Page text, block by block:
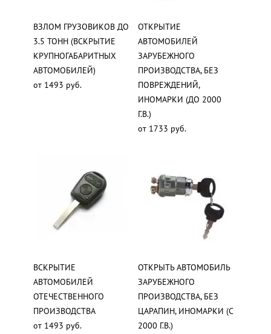
ВЗЛОМ ГРУЗОВИКОВ ДО
3.5 ТОНН (ВСКРЫТИЕ
КРУПНОГАБАРИТНЫХ
АВТОМОБИЛЕЙ)
от 1493 руб.
ОТКРЫТИЕ
АВТОМОБИЛЕЙ
ЗАРУБЕЖНОГО
ПРОИЗВОДСТВА, БЕЗ
ПОВРЕЖДЕНИЙ,
ИНОМАРКИ (ДО 2000
Г.В.)
от 1733 руб.
ВСКРЫТИЕ
АВТОМОБИЛЕЙ
ОТЕЧЕСТВЕННОГО
ПРОИЗВОДСТВА
от 1493 руб.
ОТКРЫТЬ АВТОМОБИЛЬ
ЗАРУБЕЖНОГО
ПРОИЗВОДСТВА, БЕЗ
ЦАРАПИН, ИНОМАРКИ (С
2000 Г.В.)